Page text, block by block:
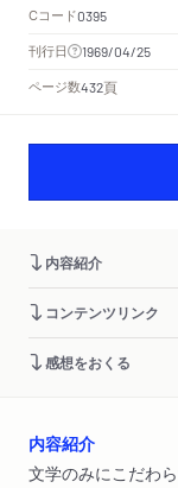
Cコード0395
刊行日
1969/04/25
ページ数432頁
内容紹介
コンテンツリンク
感想をおくる
内容紹介
文学のみにこだわ